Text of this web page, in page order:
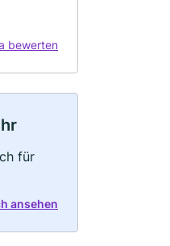
bewerten
für
ansehen